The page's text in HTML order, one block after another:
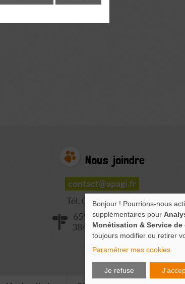
Nous joindre
contact@apagi.fr
Tél. 04 76 77 20 06
659 Route de L'Isère
38420 LE VERSOUD
Bonjour ! Pourrions-nous
supplémentaires pour
Monétisation & Service
toujours modifier ou retirer
Paramétrer mes cookies
Je refuse